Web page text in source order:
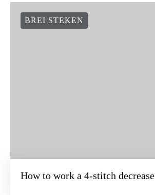
BREI STEKEN
How to work a 4-stitch decrease